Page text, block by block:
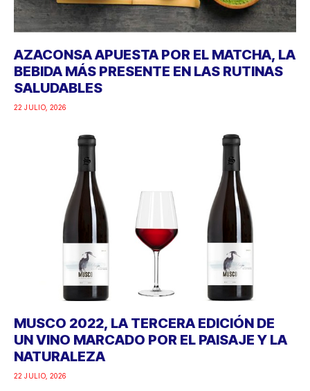
AZACONSA APUESTA POR EL MATCHA, LA
BEBIDA MÁS PRESENTE EN LAS RUTINAS
SALUDABLES
22 JULIO, 2026
MUSCO 2022, LA TERCERA EDICIÓN DE
UN VINO MARCADO POR EL PAISAJE Y LA
NATURALEZA
22 JULIO, 2026